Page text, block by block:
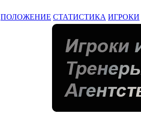
ПОЛОЖЕНИЕ СТАТИСТИКА ИГРОКИ